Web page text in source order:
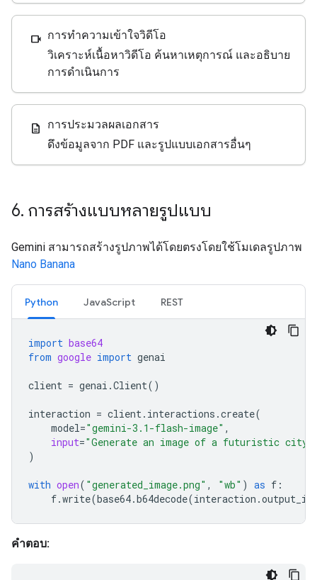
videocam การทำความเข้าใจวิดีโอ
วิเคราะห์เนื้อหาวิดีโอ ค้นหาเหตุการณ์ และอธิบาย
การดำเนินการ
description
การประมวลผลเอกสาร
ดึงข้อมูลจาก PDF และรูปแบบเอกสารอื่นๆ
6. การสร้างแบบหลายรูปแบบ
Gemini สามารถสร้างรูปภาพได้โดยตรงโดยใช้โมเดลรูปภาพ
Nano Banana
Python JavaScript REST
import base64
from google import genai
client = genai .Client()
interaction = client. interactions .create(
model="gemini-3.1-flash-image" ,
input="Generate an image of a futuristic city
)
with open( "generated_image.png" , "wb" ) as f :
f.write(base64.b64decode(interaction .
คำตอบ: